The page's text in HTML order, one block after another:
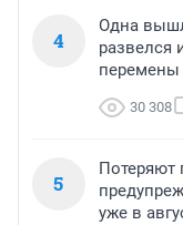
4
Одна
развелся
перемены
30 308
5
Потеряют
уже в